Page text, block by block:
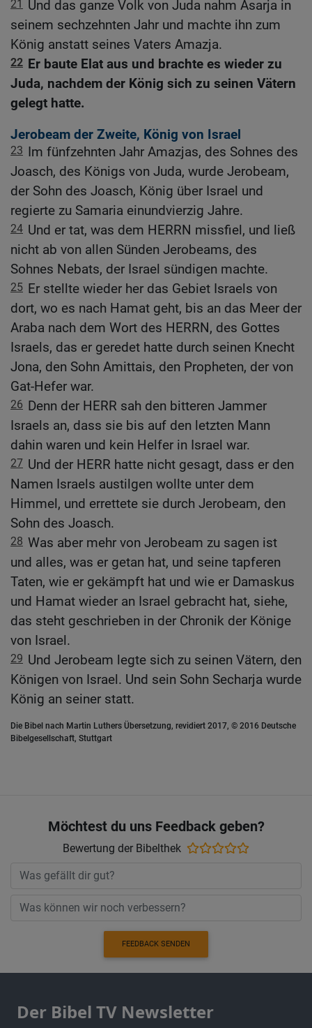
21
Und das ganze Volk von Juda nahm Asarja in
seinem sechzehnten Jahr und machte ihn zum
König anstatt seines Vaters Amazja.
22 Er baute Elat aus und brachte es wieder zu
Juda, nachdem der König sich zu seinen Vätern
gelegt hatte.
Jerobeam der Zweite, König von Israel
23 Im fünfzehnten Jahr Amazjas, des Sohnes des
Joasch, des Königs von Juda, wurde Jerobeam,
der Sohn des Joasch, König über Israel und
regierte zu Samaria einundvierzig Jahre.
24 Und er tat, was dem HERRN missfiel, und ließ
nicht ab von allen Sünden Jerobeams, des
Sohnes Nebats, der Israel sündigen machte.
25 Er stellte wieder her das Gebiet Israels von
dort, wo es nach Hamat geht, bis an das Meer der
Araba nach dem Wort des HERRN, des Gottes
Israels, das er geredet hatte durch seinen Knecht
Jona, den Sohn Amittais, den Propheten, der von
Gat-Hefer war.
26 Denn der HERR sah den bitteren Jammer
Israels an, dass sie bis auf den letzten Mann
dahin waren und kein Helfer in Israel war.
27 Und der HERR hatte nicht gesagt, dass er den
Namen Israels austilgen wollte unter dem
Himmel, und errettete sie durch Jerobeam, den
Sohn des Joasch.
28 Was aber mehr von Jerobeam zu sagen ist
und alles, was er getan hat, und seine tapferen
Taten, wie er gekämpft hat und wie er Damaskus
und Hamat wieder an Israel gebracht hat, siehe,
das steht geschrieben in der Chronik der Könige
von Israel.
29 Und Jerobeam legte sich zu seinen Vätern, den
Königen von Israel. Und sein Sohn Secharja wurde
König an seiner statt.
Die Bibel nach Martin Luthers Übersetzung, revidiert 2017, © 2016 Deutsche
Bibelgesellschaft, Stuttgart
Möchtest du uns Feedback geben?
Bewertung der Bibelthek
FEEDBACK SENDEN
Der Bibel TV Newsletter